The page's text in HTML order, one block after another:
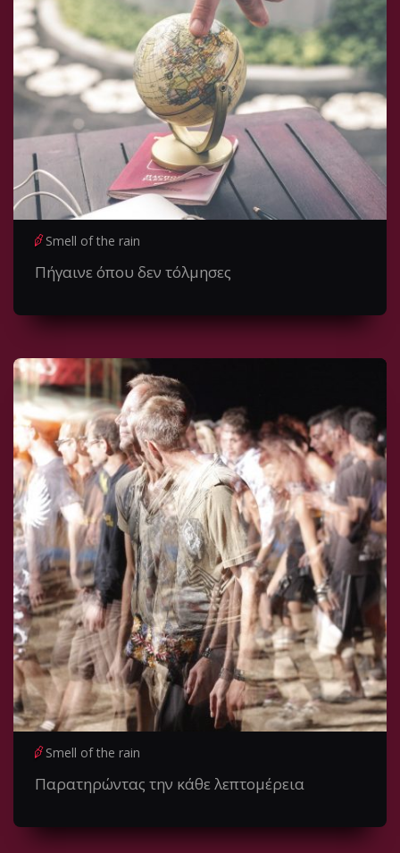
Smell of the rain
Πήγαινε όπου δεν τόλμησες
Smell of the rain
Παρατηρώντας την κάθε λεπτομέρεια